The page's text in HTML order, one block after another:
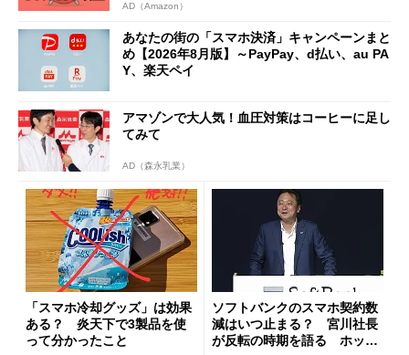
AD（Amazon）
あなたの街の「スマホ決済」キャンペーンまと
め【2026年8月版】～PayPay、d払い、au PA
Y、楽天ペイ
アマゾンで大人気！血圧対策はコーヒーに足し
てみて
AD（森永乳業）
「スマホ冷却グッズ」は効果
ある？ 炎天下で3製品を使
って分かったこと
ソフトバンクのスマホ契約数
減はいつ止まる？ 宮川社長
が反転の時期を語る ホッピ